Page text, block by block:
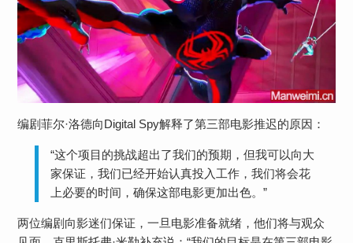
编剧菲尔·洛德向Digital Spy解释了第三部电影推迟的原因：
“这个项目的挑战超出了我们的预期，但我可以向大
家保证，我们已经开始认真投入工作，我们将会花
上必要的时间，确保这部电影更加出色。”
两位编剧向影迷们保证，一旦电影准备就绪，他们将与观众